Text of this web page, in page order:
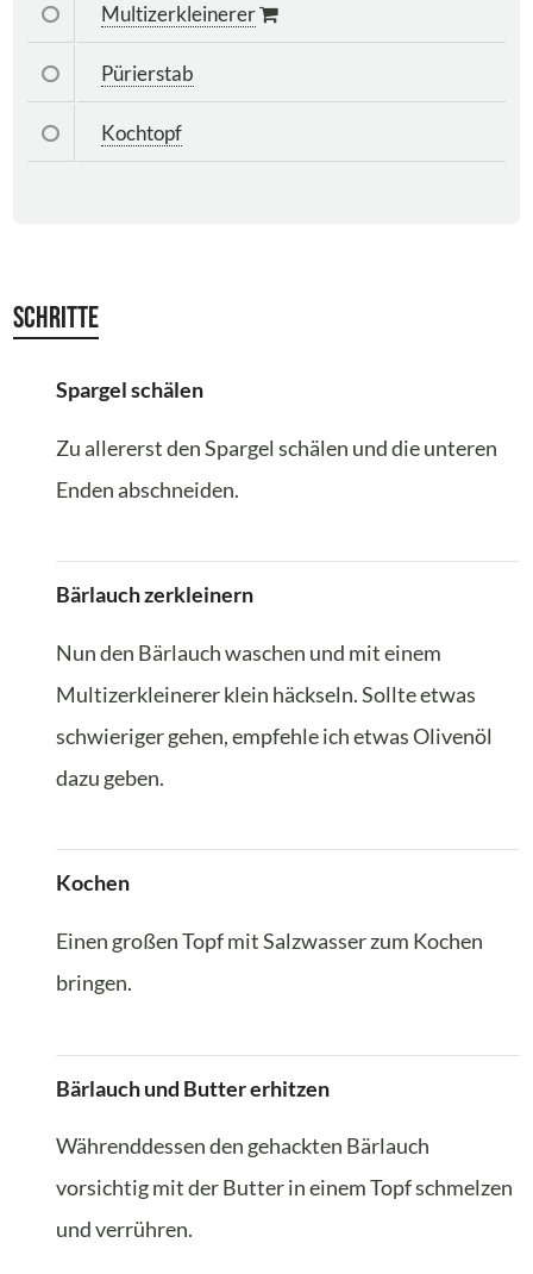
Multizerkleinerer
Pürierstab
Kochtopf
Schritte
Spargel schälen
Zu allererst den Spargel schälen und die unteren
Enden abschneiden.
Bärlauch zerkleinern
Nun den Bärlauch waschen und mit einem
Multizerkleinerer klein häckseln. Sollte etwas
schwieriger gehen, empfehle ich etwas Olivenöl
dazu geben.
Kochen
Einen großen Topf mit Salzwasser zum Kochen
bringen.
Bärlauch und Butter erhitzen
Währenddessen den gehackten Bärlauch
vorsichtig mit der Butter in einem Topf schmelzen
und verrühren.